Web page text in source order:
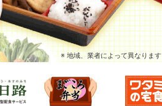
※ 地域、業者によって異なります